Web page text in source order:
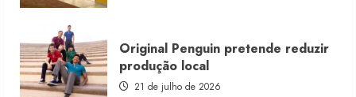
Original Penguin pretende reduzir
produção local
21 de julho de 2026